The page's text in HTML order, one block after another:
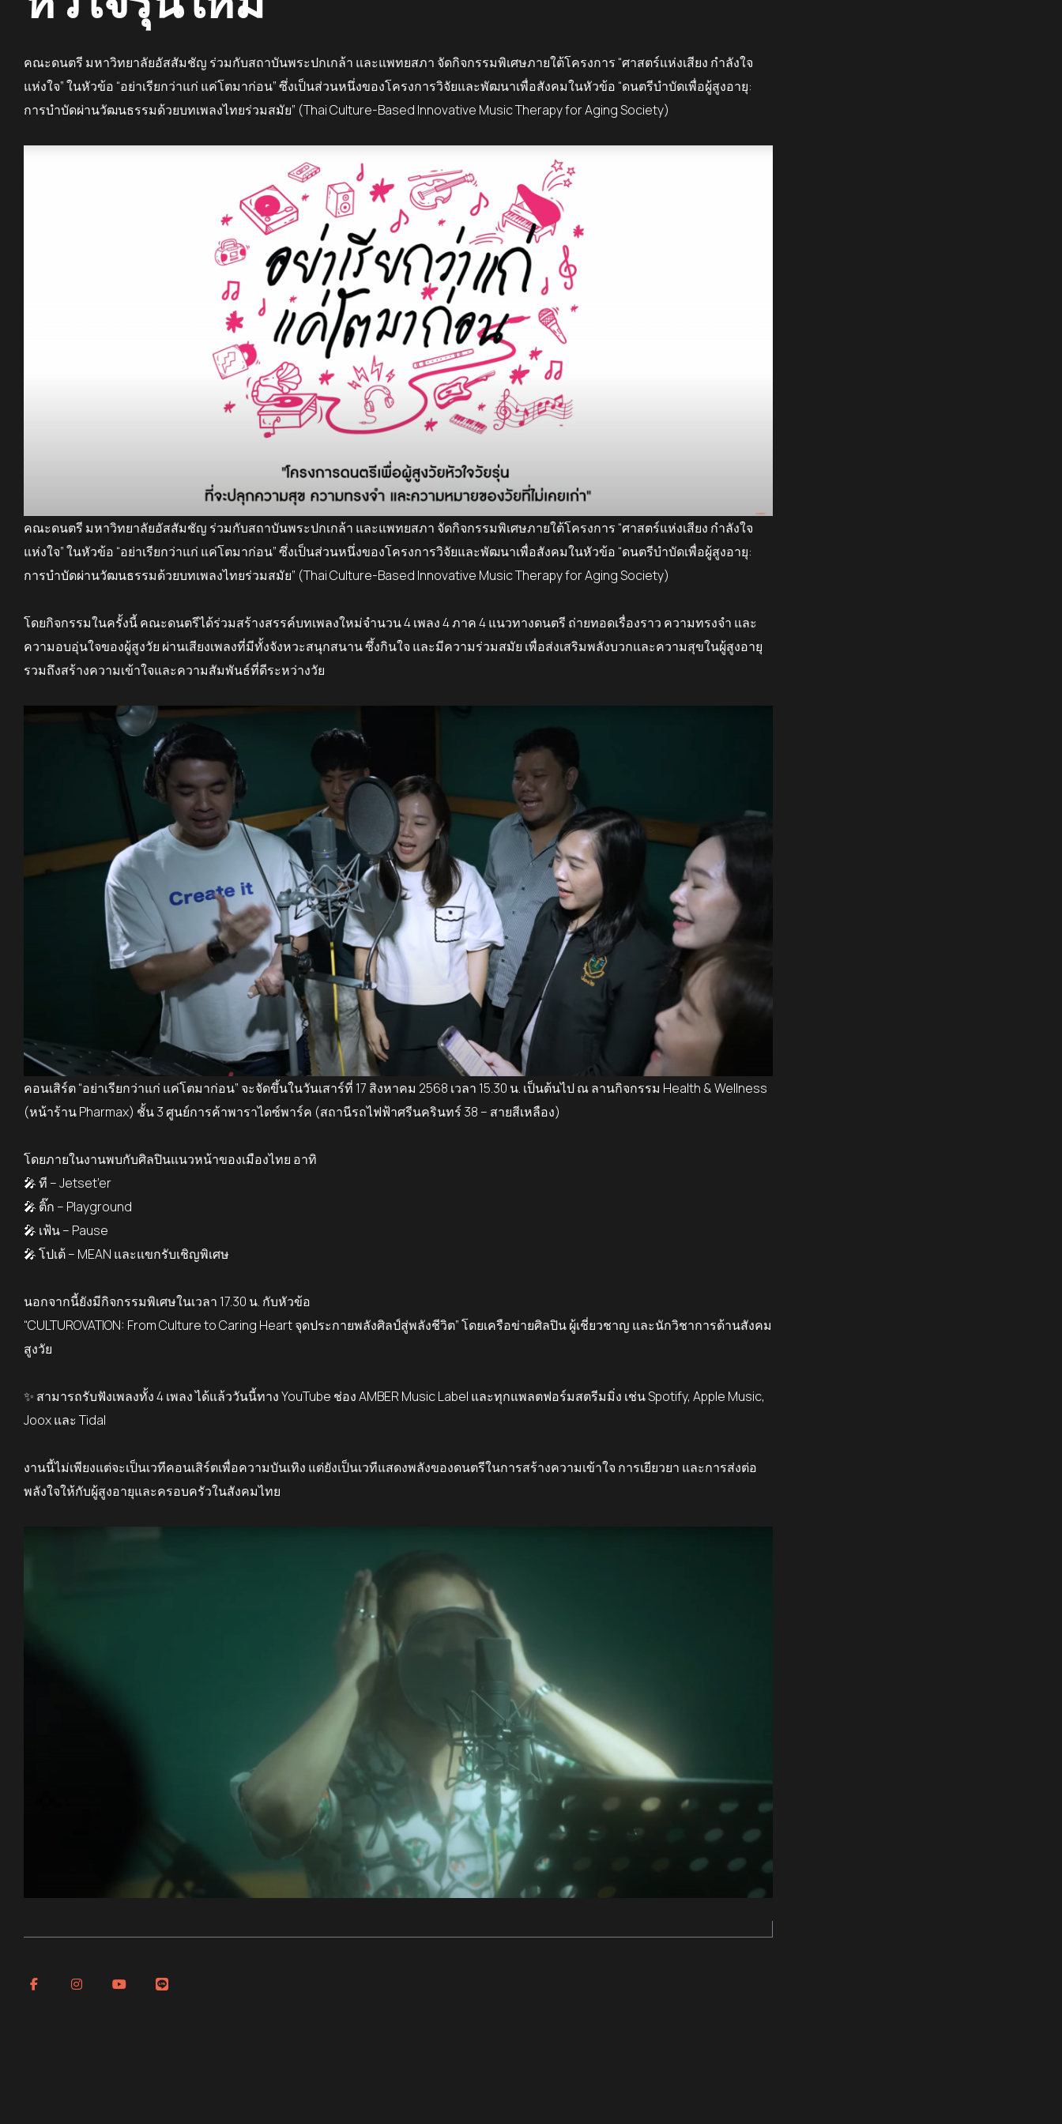
คณะดนตรี มหาวิทยาลัยอัสสัมชัญ ร่วมกับสถาบันพระปกเกล้า และแพทยสภา จัดกิจกรรมพิเศษภายใต้โครงการ “ศาสตร์แห่งเสียง กำลังใจ
แห่งใจ” ในหัวข้อ “อย่าเรียกว่าแก่ แค่โตมาก่อน”ซึ่งเป็นส่วนหนึ่งของโครงการวิจัยและพัฒนาเพื่อสังคมในหัวข้อ “ดนตรีบำบัดเพื่อผู้สูงอายุ:
การบำบัดผ่านวัฒนธรรมด้วยบทเพลงไทยร่วมสมัย” (Thai Culture-Based Innovative Music Therapy for Aging Society)
คณะดนตรี มหาวิทยาลัยอัสสัมชัญ ร่วมกับสถาบันพระปกเกล้า และแพทยสภา จัดกิจกรรมพิเศษภายใต้โครงการ “ศาสตร์แห่งเสียง กำลังใจ
แห่งใจ” ในหัวข้อ “อย่าเรียกว่าแก่ แค่โตมาก่อน”ซึ่งเป็นส่วนหนึ่งของโครงการวิจัยและพัฒนาเพื่อสังคมในหัวข้อ “ดนตรีบำบัดเพื่อผู้สูงอายุ:
การบำบัดผ่านวัฒนธรรมด้วยบทเพลงไทยร่วมสมัย” (Thai Culture-Based Innovative Music Therapy for Aging Society)
โดยกิจกรรมในครั้งนี้ คณะดนตรีได้ร่วมสร้างสรรค์บทเพลงใหม่จำนวน4เพลง4ภาค4แนวทางดนตรี ถ่ายทอดเรื่องราว ความทรงจำ และ
ความอบอุ่นใจของผู้สูงวัย ผ่านเสียงเพลงที่มีทั้งจังหวะสนุกสนาน ซึ้งกินใจ และมีความร่วมสมัย เพื่อส่งเสริมพลังบวกและความสุขในผู้สูงอายุ
รวมถึงสร้างความเข้าใจและความสัมพันธ์ที่ดีระหว่างวัย
คอนเสิร์ต “อย่าเรียกว่าแก่ แค่โตมาก่อน” จะจัดขึ้นในวันเสาร์ที่ 17 สิงหาคม 2568 เวลา 15.30 น. เป็นต้นไปณลานกิจกรรม Health & Wellness
(หน้าร้านPharmax) ชั้น3ศูนย์การค้าพาราไดซ์พาร์ค (สถานีรถไฟฟ้าศรีนครินทร์ 38 – สายสีเหลือง)
โดยภายในงานพบกับศิลปินแนวหน้าของเมืองไทย อาทิ
🎤ที –Jetset’er
🎤 ติ๊ก – Playground
🎤 เฟ้น – Pause
🎤โปเต้ – MEAN และแขกรับเชิญพิเศษ
นอกจากนี้ยังมีกิจกรรมพิเศษในเวลา 17.30 น. กับหัวข้อ
“CULTUROVATION: From Culture to Caring Heartจุดประกายพลังศิลป์สู่พลังชีวิต”โดยเครือข่ายศิลปิน ผู้เชี่ยวชาญ และนักวิชาการด้านสังคม
สูงวัย
✨ สามารถรับฟังเพลงทั้ง4เพลง ได้แล้ววันนี้ทางYouTube ช่องAMBER Music Label และทุกแพลตฟอร์มสตรีมมิ่ง เช่นSpotify, Apple Music,
Jooxและ Tidal
งานนี้ไม่เพียงแต่จะเป็นเวทีคอนเสิร์ตเพื่อความบันเทิง แต่ยังเป็นเวทีแสดงพลังของดนตรีในการสร้างความเข้าใจ การเยียวยา และการส่งต่อ
พลังใจให้กับผู้สูงอายุและครอบครัวในสังคมไทย